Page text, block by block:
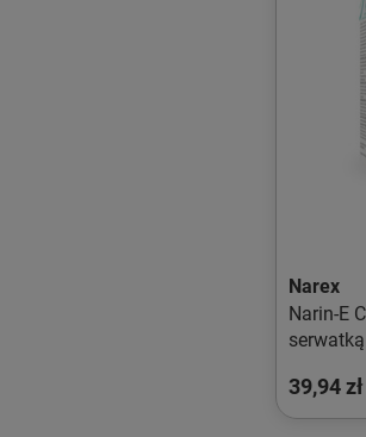
Narex
Narin-E
39,94 zł